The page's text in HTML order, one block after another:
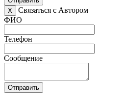
X
Связаться с Автором
ФИО
Телефон
Сообщение
Отправить